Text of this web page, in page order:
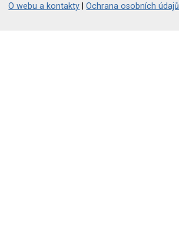
O webu a kontakty |Ochrana osobních údajů